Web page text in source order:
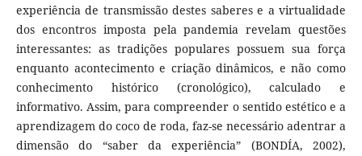
experiência de transmissão destes saberes e a virtualidade
dos encontros imposta pela pandemia revelam questões
interessantes: as tradições populares possuem sua força
enquanto acontecimento e criação dinâmicos, e não como
conhecimento histórico (cronológico), calculado e
informativo. Assim, para compreender o sentido estético e a
aprendizagem do coco de roda, faz-se necessário adentrar a
dimensão do “saber da experiência” (BONDÍA, 2002),